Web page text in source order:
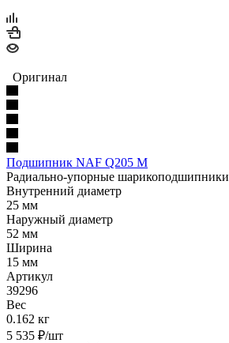
Оригинал
Подшипник NAF Q205 M
Радиально-упорные шарикоподшипники
Внутренний диаметр
25 мм
Наружный диаметр
52 мм
Ширина
15 мм
Артикул
39296
Вес
0.162 кг
5 535 ₽/шт